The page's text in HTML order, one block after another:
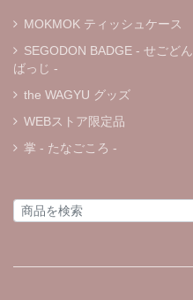
MOKMOK ティッシュケース
SEGODON BADGE - せごどん
ばっじ -
the WAGYU グッズ
WEBストア限定品
掌 - たなごころ -